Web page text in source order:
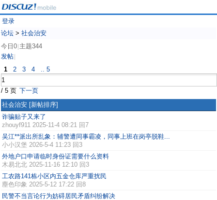
登录
论坛 > 社会治安
今日0 主题344
发帖
1 2 3 4 .. 5
/ 5 页 下一页
社会治安 [新帖排序]
诈骗贴子又来了
zhouyf911 2025-11-4 08:21 回7
吴江**派出所乱象：辅警遭同事霸凌，同事上班在岗亭脱鞋...
小小汉堡 2026-5-4 11:23 回3
外地户口申请临时身份证需要什么资料
木易北北 2025-11-16 12:10 回3
工农路141栋小区内五金仓库严重扰民
塵色印象 2025-5-12 17:22 回8
民警不当言论行为妨碍居民矛盾纠纷解决